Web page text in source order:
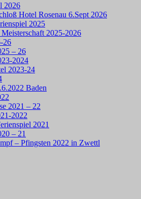
2026
Hotel Rosenau 6.Sept 2026
2025
2025-2026
26
– 26
2024
2023-24
Baden
2021 – 22
2022
2021
– 21
– Pfingsten 2022 in Zwettl